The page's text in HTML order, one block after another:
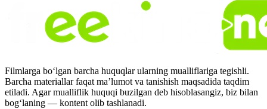
Filmlarga bo‘lgan barcha huquqlar ularning mualliflariga tegishli.
Barcha materiallar faqat ma’lumot va tanishish maqsadida taqdim
etiladi. Agar mualliflik huquqi buzilgan deb hisoblasangiz, biz bilan
bog‘laning — kontent olib tashlanadi.